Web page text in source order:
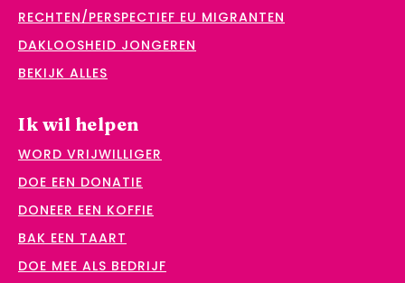
RECHTEN/PERSPECTIEF EU MIGRANTEN
DAKLOOSHEID JONGEREN
BEKIJK ALLES
Ik wil helpen
WORD VRIJWILLIGER
DOE EEN DONATIE
DONEER EEN KOFFIE
BAK EEN TAART
DOE MEE ALS BEDRIJF